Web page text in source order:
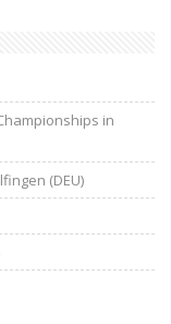
in
(DEU)